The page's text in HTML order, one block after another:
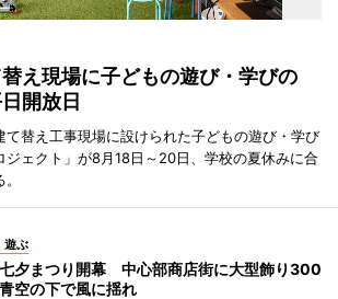
え現場に子どもの遊び・学びの
開放日
て替え工事現場に設けられた子どもの遊び・学び
ジェクト」が8月18日～20日、学校の夏休みに合
遊ぶ
夕まつり開幕 中心部商店街に大型飾り300
空の下で風に揺れ